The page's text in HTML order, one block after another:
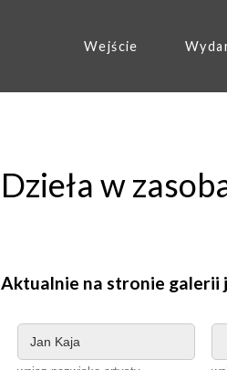
Wejście
Dzieła w
Aktualnie na stronie galerii